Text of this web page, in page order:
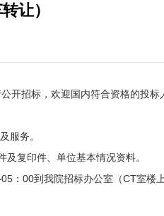
让）
开招标，欢迎国内符合资格的投标
服务。
复印件、单位基本情况资料。
00到我院招标办公室（CT室楼